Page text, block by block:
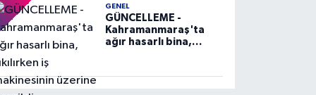
GENEL
GÜNCELLEME -
Kahramanmaraş'ta
ağır hasarlı bina,
devrildi